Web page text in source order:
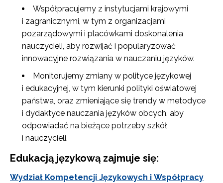
Współpracujemy z instytucjami krajowymi
i zagranicznymi, w tym z organizacjami
pozarządowymi i placówkami doskonalenia
nauczycieli, aby rozwijać i popularyzować
innowacyjne rozwiązania w nauczaniu języków.
Monitorujemy zmiany w polityce językowej
i edukacyjnej, w tym kierunki polityki oświatowej
państwa, oraz zmieniające się trendy w metodyce
i dydaktyce nauczania języków obcych, aby
odpowiadać na bieżące potrzeby szkół
i nauczycieli.
Edukacją językową zajmuje się:
Wydział Kompetencji Językowych i Współpracy